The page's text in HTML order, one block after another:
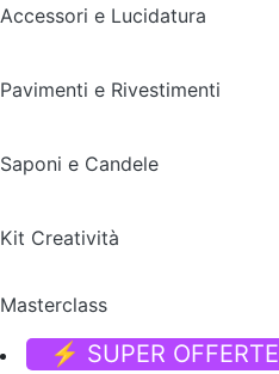
Accessori e Lucidatura
Pavimenti e Rivestimenti
Saponi e Candele
Kit Creatività
Masterclass
⚡ SUPER OFFERTE